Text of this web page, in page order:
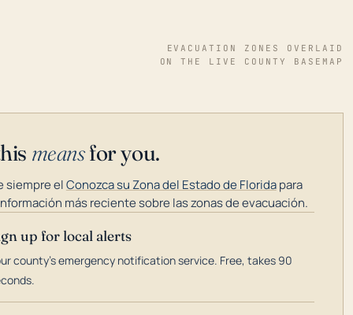
EVACUATION ZONES OVERLAID
ON THE LIVE COUNTY BASEMAP
meansfor you.
siempre elConozca su Zona del Estado de Floridapara
más reciente sobre las zonas de evacuación.
up for local alerts
county's emergency notification service. Free, takes 90